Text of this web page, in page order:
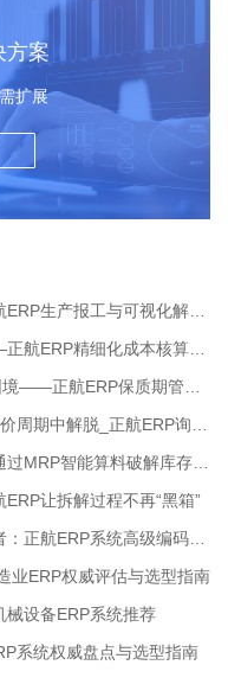
方案
扩展
让拆解过程不再“黑箱”
业ERP权威评估与选型指南
械设备ERP系统推荐
系统权威盘点与选型指南